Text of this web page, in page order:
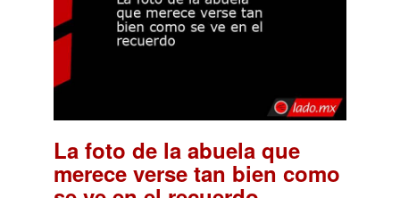
La foto de la abuela que
merece verse tan bien como